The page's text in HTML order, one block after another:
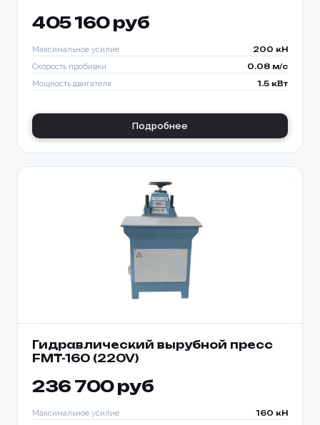
405 160 руб
Максимальное усилие 200 кН
Скорость пробивки 0.08 м/с
Мощность двигателя 1.5 кВт
Подробнее
Гидравлический вырубной пресс
FMT-160 (220V)
236 700 руб
Максимальное усилие 160 кН